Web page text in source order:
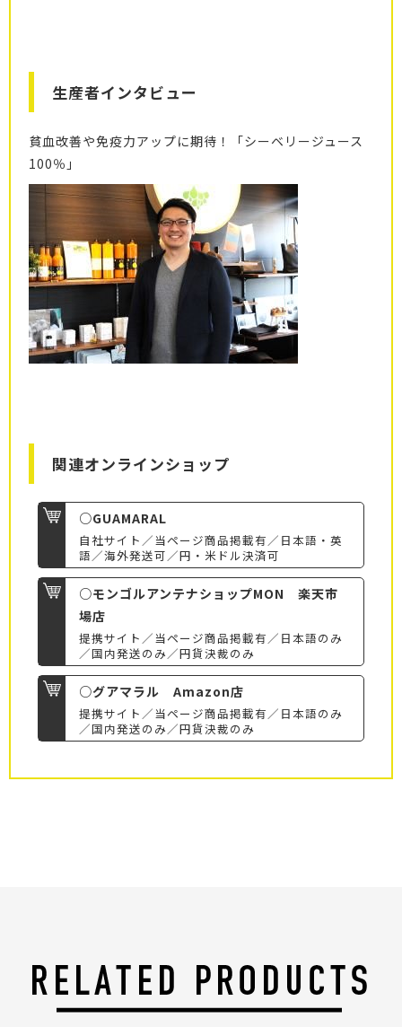
生産者インタビュー
貧血改善や免疫力アップに期待！「シーベリージュース
100％」
関連オンラインショップ
○GUAMARAL
自社サイト／当ページ商品掲載有／日本語・英
語／海外発送可／円・米ドル決済可
○モンゴルアンテナショップMON 楽天市
場店
提携サイト／当ページ商品掲載有／日本語のみ
／国内発送のみ／円貨決裁のみ
○グアマラル Amazon店
提携サイト／当ページ商品掲載有／日本語のみ
／国内発送のみ／円貨決裁のみ